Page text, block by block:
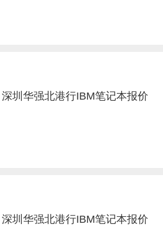
深圳华强北港行IBM笔记本报价
深圳华强北港行IBM笔记本报价